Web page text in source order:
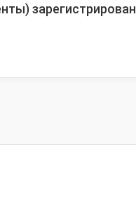
зарегистрирован